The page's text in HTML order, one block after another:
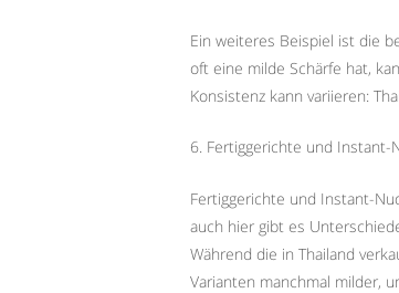
Ein weiteres Beispiel ist die
oft eine milde Schärfe hat,
Konsistenz kann variieren:
6. Fertiggerichte und Instant-
Fertiggerichte und Instant-
auch hier gibt es
Während die in Thailand
Varianten manchmal milder,